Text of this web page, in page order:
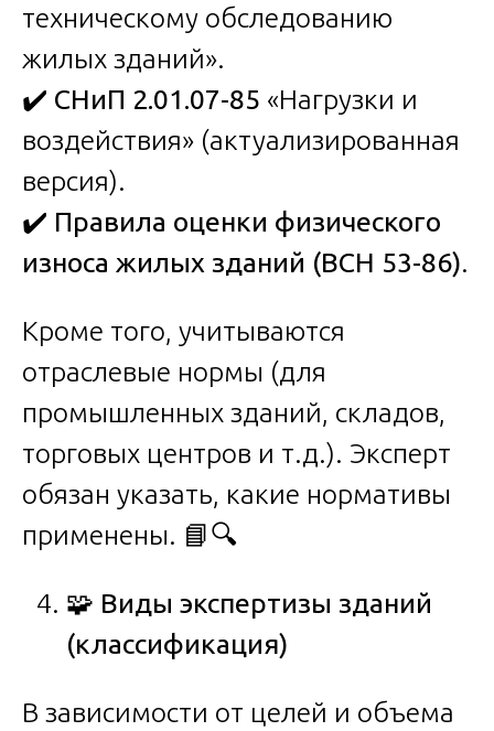
техническому обследованию
жилых зданий».
✔️ СНиП 2.01.07-85 «Нагрузки и
воздействия» (актуализированная
версия).
✔️ Правила оценки физического
износа жилых зданий (ВСН 53-86).
Кроме того, учитываются
отраслевые нормы (для
промышленных зданий, складов,
торговых центров и т.д.). Эксперт
обязан указать, какие нормативы
применены. 📘🔍
🧩 Виды экспертизы зданий
(классификация)
В зависимости от целей и объема